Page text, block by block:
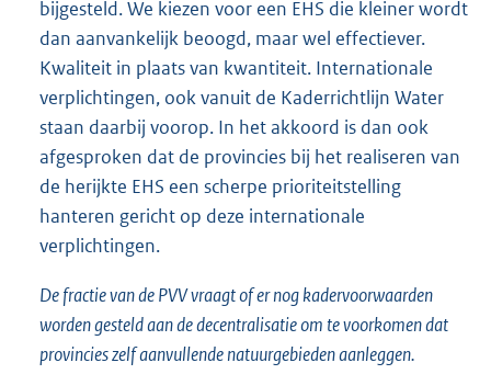
bijgesteld. We kiezen voor een EHS die kleiner wordt
dan aanvankelijk beoogd, maar wel effectiever.
Kwaliteit in plaats van kwantiteit. Internationale
verplichtingen, ook vanuit de Kaderrichtlijn Water
staan daarbij voorop. In het akkoord is dan ook
afgesproken dat de provincies bij het realiseren van
de herijkte EHS een scherpe prioriteitstelling
hanteren gericht op deze internationale
verplichtingen.
De fractie van de PVV vraagt of er nog kadervoorwaarden
worden gesteld aan de decentralisatie om te voorkomen dat
provincies zelf aanvullende natuurgebieden aanleggen.